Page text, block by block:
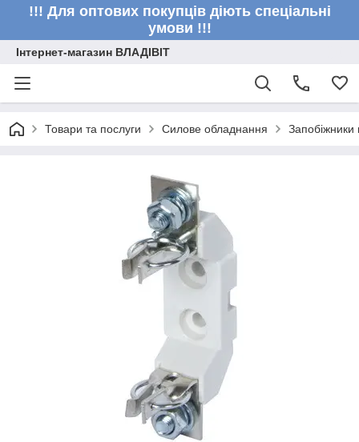
!!! Для оптових покупців діють спеціальні
умови !!!
Інтернет-магазин ВЛАДІВІТ
Товари та послуги Силове обладнання Запобіжники